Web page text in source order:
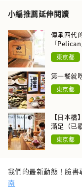
小編推薦延伸閱讀
傳承四代
「Pelican
東京都
第一餐就
東京都
【日本
滿足（已
東京都
我們的最新動態！臉書
南